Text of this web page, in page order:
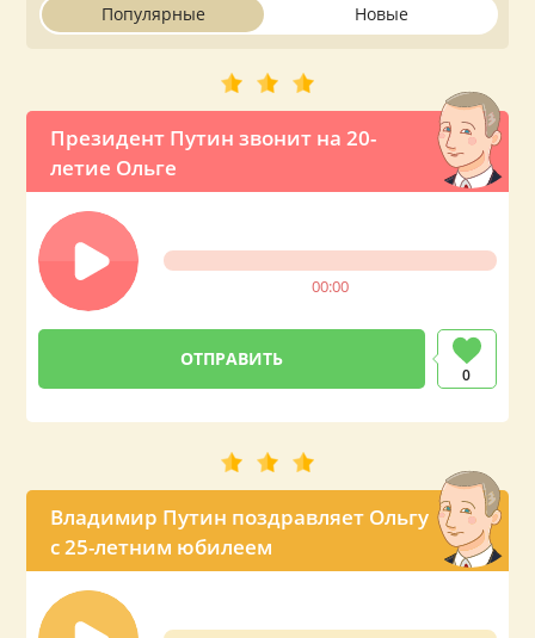
и звонок от президента поступит на телефон вашей
близкой или знакомой Ольге.
Популярные Новые
Президент Путин звонит на 20-
летие Ольге
00:00
0
Владимир Путин поздравляет Ольгу
с 25-летним юбилеем